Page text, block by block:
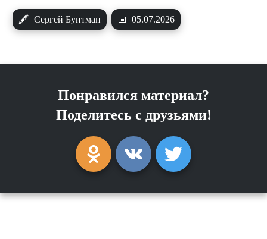
🖋 Сергей Бунтман 📅 05.07.2026
Понравился материал?
Поделитесь с друзьями!